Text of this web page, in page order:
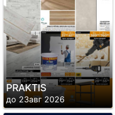
PRAKTIS
до 23авг 2026